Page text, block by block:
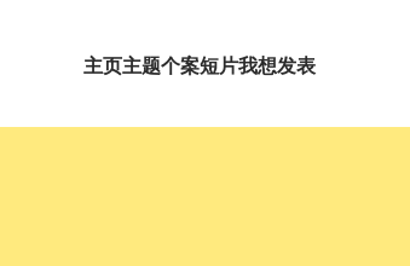
主页主题个案短片我想发表